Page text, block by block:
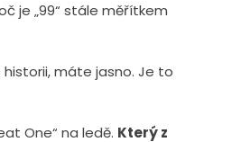
je „99“ stále měřítkem
máte jasno. Je to
One“ na ledě. Který z